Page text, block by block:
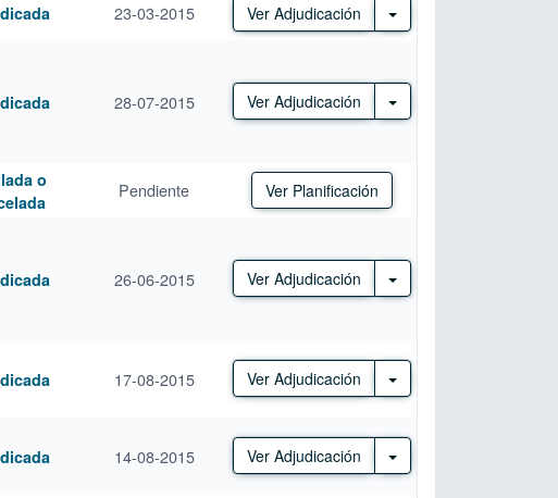
23-03-2015 Ver Adjudicación Otras Acciones
28-07-2015 Ver Adjudicación Otras Acciones
o
Pendiente Ver Planificación
26-06-2015 Ver Adjudicación Otras Acciones
17-08-2015 Ver Adjudicación Otras Acciones
14-08-2015 Ver Adjudicación Otras Acciones